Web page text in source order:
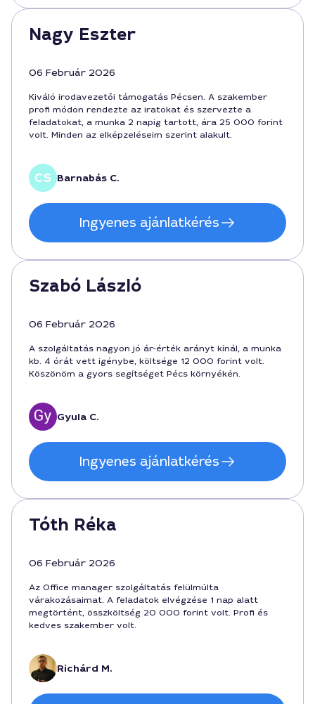
Nagy Eszter
06 Február 2026
Kiváló irodavezetői támogatás Pécsen. A szakember
profi módon rendezte az iratokat és szervezte a
feladatokat, a munka 2 napig tartott, ára 25 000 forint
volt. Minden az elképzeléseim szerint alakult.
Barnabás C.
Ingyenes ajánlatkérés
Szabó László
06 Február 2026
A szolgáltatás nagyon jó ár-érték arányt kínál, a munka
kb. 4 órát vett igénybe, költsége 12 000 forint volt.
Köszönöm a gyors segítséget Pécs környékén.
Gyula C.
Ingyenes ajánlatkérés
Tóth Réka
06 Február 2026
Az Office manager szolgáltatás felülmúlta
várakozásaimat. A feladatok elvégzése 1 nap alatt
megtörtént, összköltség 20 000 forint volt. Profi és
kedves szakember volt.
Richárd M.